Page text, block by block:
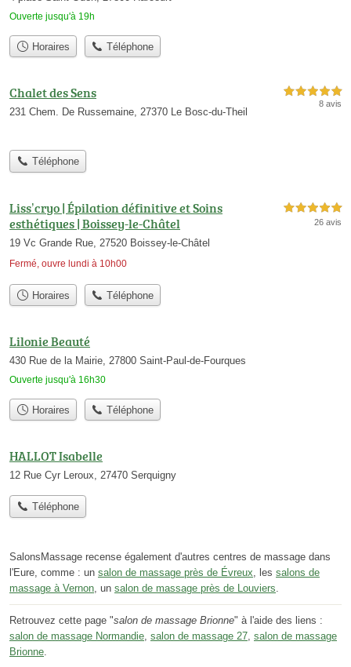
Ouverte jusqu'à 19h
Horaires Téléphone
Chalet des Sens
231 Chem. De Russemaine, 27370 Le Bosc-du-Theil
5,0 étoiles sur 5
8 avis
Téléphone
Liss’cryo | Épilation définitive et Soins
esthétiques | Boissey-le-Châtel
19 Vc Grande Rue, 27520 Boissey-le-Châtel
Fermé, ouvre lundi à 10h00
5,0 étoiles sur 5
26 avis
Horaires Téléphone
Lilonie Beauté
430 Rue de la Mairie, 27800 Saint-Paul-de-Fourques
Ouverte jusqu'à 16h30
Horaires Téléphone
HALLOT Isabelle
12 Rue Cyr Leroux, 27470 Serquigny
Téléphone
SalonsMassage recense également d'autres centres de massage dans
l'Eure, comme : un salon de massage près de Évreux , les salons de
massage à Vernon , un salon de massage près de Louviers
Retrouvez cette page "salon de massage Brionne" à l'aide des liens :
salon de massage Normandie salon de massage 27 salon de massage
Brionne